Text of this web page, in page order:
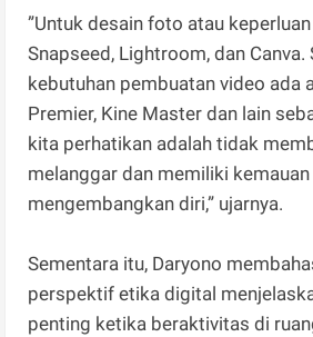
”Untuk desain foto atau
Snapseed, Lightroom, dan Canva.
kebutuhan pembuatan video ada
Premier, Kine Master dan lain
kita perhatikan adalah tidak
melanggar dan memiliki
mengembangkan diri,” ujarnya.
Sementara itu, Daryono
perspektif etika digital
penting ketika beraktivitas di